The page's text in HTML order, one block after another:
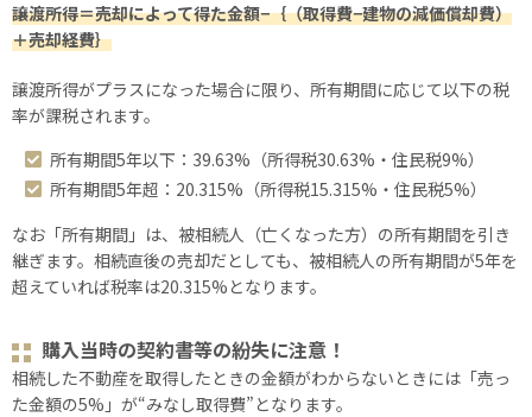
譲渡所得＝売却によって得た金額−｛（取得費−建物の減価償却費）
＋売却経費｝
譲渡所得がプラスになった場合に限り、所有期間に応じて以下の税
率が課税されます。
所有期間5年以下：39.63%（所得税30.63%・住民税9%）
所有期間5年超：20.315%（所得税15.315%・住民税5%）
なお「所有期間」は、被相続人（亡くなった方）の所有期間を引き
継ぎます。相続直後の売却だとしても、被相続人の所有期間が5年を
超えていれば税率は20.315%となります。
購入当時の契約書等の紛失に注意！
相続した不動産を取得したときの金額がわからないときには「売っ
た金額の5%」が“みなし取得費”となります。